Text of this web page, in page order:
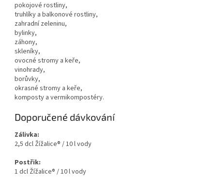
pokojové rostliny,
truhlíky a balkonové rostliny,
zahradní zeleninu,
bylinky,
záhony,
skleníky,
ovocné stromy a keře,
vinohrady,
borůvky,
okrasné stromy a keře,
komposty a vermikompostéry.
Doporučené dávkování
Zálivka:
2,5 dcl Žížalice® / 10 l vody
Postřik:
1 dcl Žížalice® / 10 l vody